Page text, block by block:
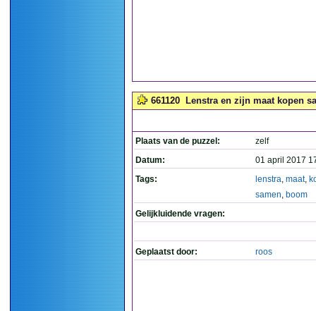
661120 Lenstra en zijn maat kopen
Plaats van de puzzel:
zelf
Datum:
01 april 2017
Tags:
lenstra, maat,
samen, boom
Gelijkluidende vragen:
Geplaatst door: roos